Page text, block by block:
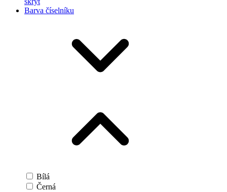
Barva číselníku
Bílá
Černá